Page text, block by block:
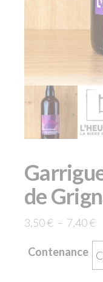
de
3,50€ – 7,40€
Contenance